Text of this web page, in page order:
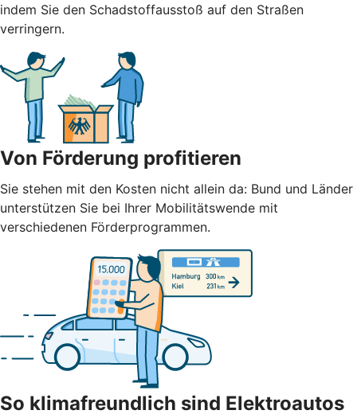
indem Sie den Schadstoffausstoß auf den Straßen
verringern.
Von Förderung profitieren
Sie stehen mit den Kosten nicht allein da: Bund und Länder
unterstützen Sie bei Ihrer Mobilitätswende mit
verschiedenen Förderprogrammen.
So klimafreundlich sind Elektroautos